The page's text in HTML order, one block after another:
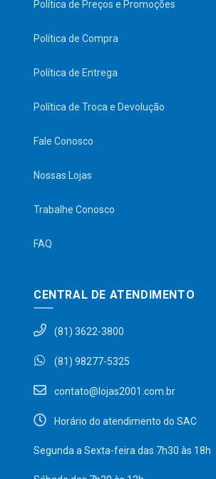
Política de Preços e Promoções
Política de Compra
Política de Entrega
Política de Troca e Devolução
Fale Conosco
Nossas Lojas
Trabalhe Conosco
FAQ
CENTRAL DE ATENDIMENTO
(81) 3622-3800
(81) 98277-5325
contato@lojas2001.com.br
Horário do atendimento do SAC
Segunda a Sexta-feira das 7h30 às 18h